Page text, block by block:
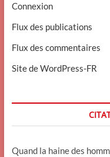
Connexion
Flux des publications
Flux des commentaires
Site de WordPress-FR
Quand la haine des